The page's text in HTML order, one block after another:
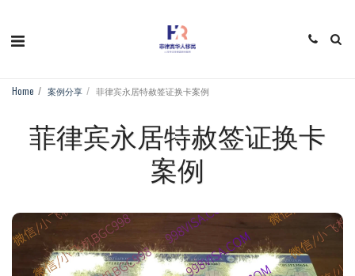
Home 案例分享 菲律宾永居特赦签证换卡案例
菲律宾永居特赦签证换卡
案例